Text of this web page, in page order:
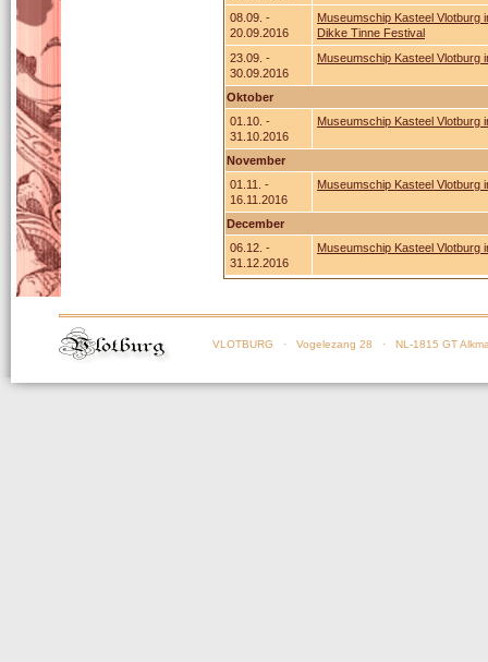
08.09. -
20.09.2016
Museumschip Kasteel Vlotburg
Dikke Tinne Festival
23.09. -
30.09.2016
Museumschip Kasteel Vlotburg
Oktober
01.10. -
31.10.2016
Museumschip Kasteel Vlotburg
November
01.11. -
16.11.2016
Museumschip Kasteel Vlotburg
December
06.12. -
31.12.2016
Museumschip Kasteel Vlotburg
VLOTBURG · Vogelezang 28 · NL-1815 GT